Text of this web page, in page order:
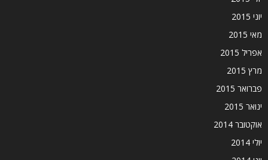
יוני 2015
מאי 2015
אפריל 2015
מרץ 2015
פברואר 2015
ינואר 2015
אוקטובר 2014
יולי 2014